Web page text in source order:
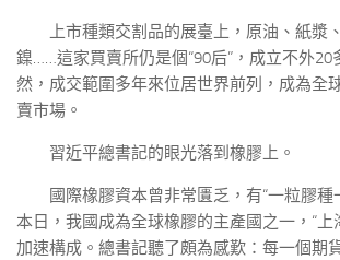
上市種類交割品的展臺上，原油、紙漿、
鎳……這家買賣所仍是個“90后”，成立不外20
然，成交範圍多年來位居世界前列，成為全
賣市場。
習近平總書記的眼光落到橡膠上。
國際橡膠資本曾非常匱乏，有“一粒膠種
本日，我國成為全球橡膠的主產國之一，“上
加速構成。總書記聽了頗為感歎：每一個期